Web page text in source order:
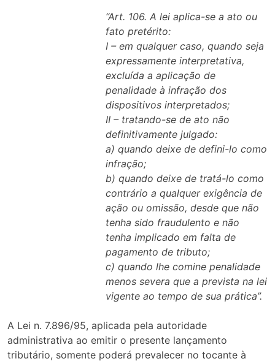
“Art. 106. A lei aplica-se a ato ou
fato pretérito:
I – em qualquer caso, quando seja
expressamente interpretativa,
excluída a aplicação de
penalidade à infração dos
dispositivos interpretados;
II – tratando-se de ato não
definitivamente julgado:
a) quando deixe de defini-lo como
infração;
b) quando deixe de tratá-lo como
contrário a qualquer exigência de
ação ou omissão, desde que não
tenha sido fraudulento e não
tenha implicado em falta de
pagamento de tributo;
c) quando lhe comine penalidade
menos severa que a prevista na lei
vigente ao tempo de sua prática”.
A Lei n. 7.896/95, aplicada pela autoridade
administrativa ao emitir o presente lançamento
tributário, somente poderá prevalecer no tocante à